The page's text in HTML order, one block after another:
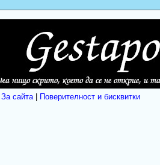
За сайта| Поверителност и бисквитки